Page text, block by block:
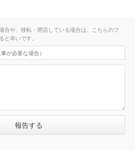
合や、移転・閉店している場合は、こちらのフ
と幸いです。